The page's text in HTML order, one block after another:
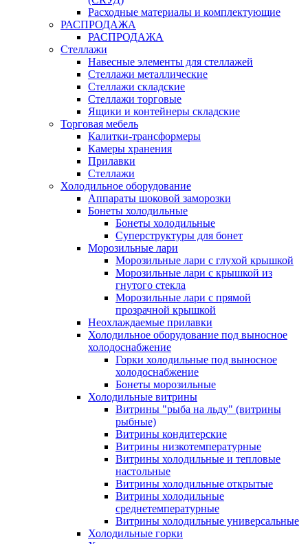
Расходные материалы и комплектующие
РАСПРОДАЖА
РАСПРОДАЖА
Стеллажи
Навесные элементы для стеллажей
Стеллажи металлические
Стеллажи складские
Стеллажи торговые
Ящики и контейнеры складские
Торговая мебель
Калитки-трансформеры
Камеры хранения
Прилавки
Стеллажи
Холодильное оборудование
Аппараты шоковой заморозки
Бонеты холодильные
Бонеты холодильные
Суперструктуры для бонет
Морозильные лари
Морозильные лари с глухой крышкой
Морозильные лари с крышкой из
гнутого стекла
Морозильные лари с прямой
прозрачной крышкой
Неохлаждаемые прилавки
Холодильное оборудование под выносное
холодоснабжение
Горки холодильные под выносное
холодоснабжение
Бонеты морозильные
Холодильные витрины
Витрины "рыба на льду" (витрины
рыбные)
Витрины кондитерские
Витрины низкотемпературные
Витрины холодильные и тепловые
настольные
Витрины холодильные открытые
Витрины холодильные
среднетемпературные
Витрины холодильные универсальные
Холодильные горки